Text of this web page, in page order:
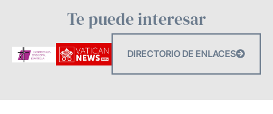
Te puede interesar
DIRECTORIO DE ENLACES